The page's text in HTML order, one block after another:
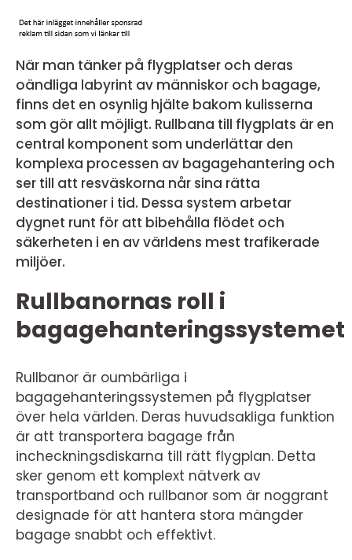
När man tänker på flygplatser och deras
oändliga labyrint av människor och bagage,
finns det en osynlig hjälte bakom kulisserna
som gör allt möjligt. Rullbana till flygplats är en
central komponent som underlättar den
komplexa processen av bagagehantering och
ser till att resväskorna når sina rätta
destinationer i tid. Dessa system arbetar
dygnet runt för att bibehålla flödet och
säkerheten i en av världens mest trafikerade
miljöer.
Rullbanornas roll i
bagagehanteringssystemet
Rullbanor är oumbärliga i
bagagehanteringssystemen på flygplatser
över hela världen. Deras huvudsakliga funktion
är att transportera bagage från
incheckningsdiskarna till rätt flygplan. Detta
sker genom ett komplext nätverk av
transportband och rullbanor som är noggrant
designade för att hantera stora mängder
bagage snabbt och effektivt.